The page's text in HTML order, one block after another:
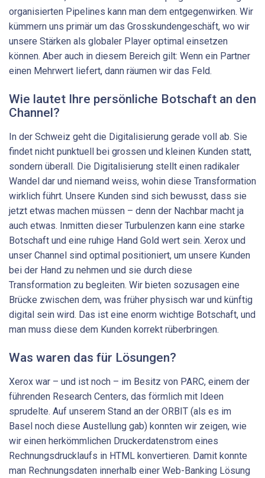
organisierten Pipelines kann man dem entgegenwirken. Wir
kümmern uns primär um das Grosskundengeschäft, wo wir
unsere Stärken als globaler Player optimal einsetzen
können. Aber auch in diesem Bereich gilt: Wenn ein Partner
einen Mehrwert liefert, dann räumen wir das Feld.
Wie lautet Ihre persönliche Botschaft an den
Channel?
In der Schweiz geht die Digitalisierung gerade voll ab. Sie
findet nicht punktuell bei grossen und kleinen Kunden statt,
sondern überall. Die Digitalisierung stellt einen radikaler
Wandel dar und niemand weiss, wohin diese Transformation
wirklich führt. Unsere Kunden sind sich bewusst, dass sie
jetzt etwas machen müssen – denn der Nachbar macht ja
auch etwas. Inmitten dieser Turbulenzen kann eine starke
Botschaft und eine ruhige Hand Gold wert sein. Xerox und
unser Channel sind optimal positioniert, um unsere Kunden
bei der Hand zu nehmen und sie durch diese
Transformation zu begleiten. Wir bieten sozusagen eine
Brücke zwischen dem, was früher physisch war und künftig
digital sein wird. Das ist eine enorm wichtige Botschaft, und
man muss diese dem Kunden korrekt rüberbringen.
Was waren das für Lösungen?
Xerox war – und ist noch – im Besitz von PARC, einem der
führenden Research Centers, das förmlich mit Ideen
sprudelte. Auf unserem Stand an der ORBIT (als es im
Basel noch diese Austellung gab) konnten wir zeigen, wie
wir einen herkömmlichen Druckerdatenstrom eines
Rechnungsdrucklaufs in HTML konvertieren. Damit konnte
man Rechnungsdaten innerhalb einer Web-Banking Lösung